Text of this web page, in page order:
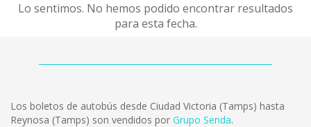
Lo sentimos. No hemos podido encontrar resultados
para esta fecha.
Los boletos de autobús desde Ciudad Victoria (Tamps) hasta
Reynosa (Tamps) son vendidos por Grupo Senda.